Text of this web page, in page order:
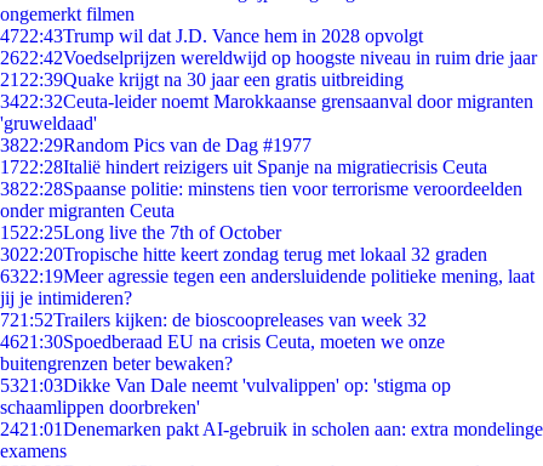
ongemerkt filmen
4722:43Trump wil dat J.D. Vance hem in 2028 opvolgt
2622:42Voedselprijzen wereldwijd op hoogste niveau in ruim drie jaar
21 22:39Quake krijgt na 30 jaar een gratis uitbreiding
3422:32Ceuta-leider noemt Marokkaanse grensaanval door migranten
'gruweldaad'
3822:29Random Pics van de Dag #1977
1722:28Italië hindert reizigers uit Spanje na migratiecrisis Ceuta
3822:28Spaanse politie: minstens tien voor terrorisme veroordeelden
onder migranten Ceuta
1522:25Long live the 7th of October
3022:20Tropische hitte keert zondag terug met lokaal 32 graden
6322:19Meer agressie tegen een andersluidende politieke mening, laat
jij je intimideren?
721:52Trailers kijken: de bioscoopreleases van week 32
4621:30Spoedberaad EU na crisis Ceuta, moeten we onze
buitengrenzen beter bewaken?
5321:03Dikke Van Dale neemt 'vulvalippen' op: 'stigma op
schaamlippen doorbreken'
2421:01Denemarken pakt AI-gebruik in scholen aan: extra mondelinge
examens